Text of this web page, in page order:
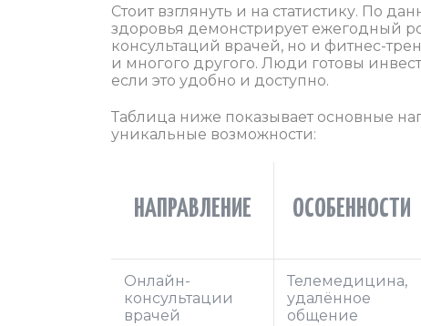
Стоит взглянуть и на статистику. По
здоровья демонстрирует ежегодный
консультаций врачей, но и фитнес-
и многого другого. Люди готовы
если это удобно и доступно.
Таблица ниже показывает основные
уникальные возможности:
НАПРАВЛЕНИЕ ОСОБЕННОСТИ
Онлайн-
консультации
врачей
Телемедицина,
удалённое
общение